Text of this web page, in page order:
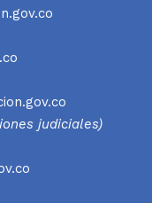
judiciales)